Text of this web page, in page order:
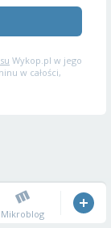
Wykop.pl w jego
w całości,
Mikroblog